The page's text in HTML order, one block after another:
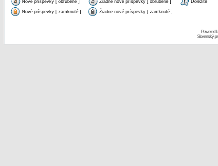
Nové príspevky [ obľúbené ] Žiadne nové príspevky [ obľúbené ] Dôležité
Nové príspevky [ zamknuté ] Žiadne nové príspevky [ zamknuté ]
Powered
Slovenský